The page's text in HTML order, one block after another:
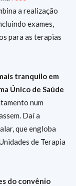
a realização
exames,
para as terapias
tranquilo em
Único de Saúde
num
Daí a
que engloba
de Terapia
do convênio